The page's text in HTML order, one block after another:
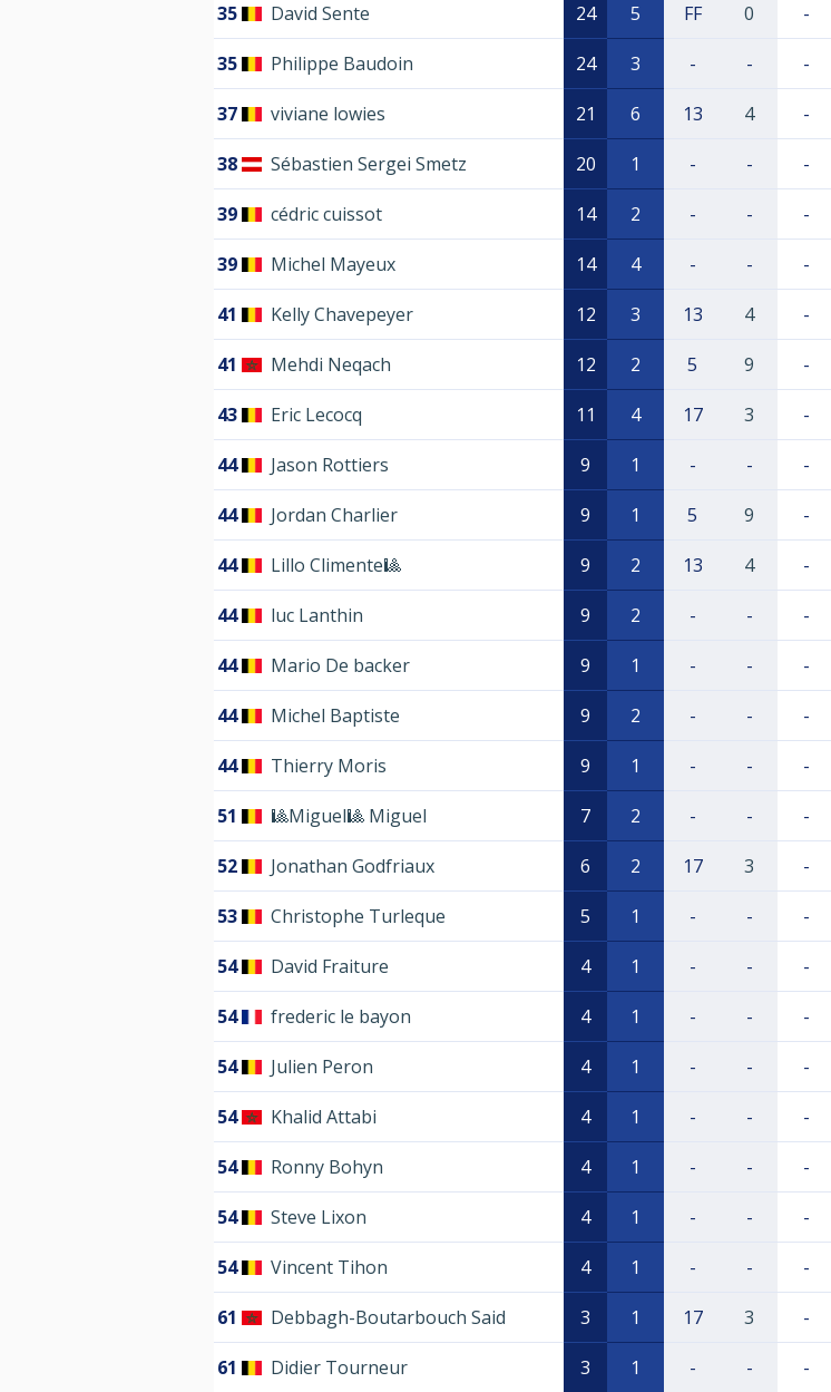
35 David Sente 24 5 FF 0 -
35 Philippe Baudoin 24 3 - - -
37 viviane lowies 21 6 13 4 -
38 Sébastien Sergei Smetz 20 1 - - -
39 cédric cuissot 14 2 - - -
39 Michel Mayeux 14 4 - - -
41 Kelly Chavepeyer 12 3 13 4 -
41 Mehdi Neqach 12 2 5 9 -
43 Eric Lecocq 11 4 17 3 -
44 Jason Rottiers 9 1 - - -
44 Jordan Charlier 9 1 5 9 -
44 Lillo Climente🎱 9 2 13 4 -
44 luc Lanthin 9 2 - - -
44 Mario De backer 9 1 - - -
44 Michel Baptiste 9 2 - - -
44 Thierry Moris 9 1 - - -
51 🎱Miguel🎱 Miguel 7 2 - - -
52 Jonathan Godfriaux 6 2 17 3 -
53 Christophe Turleque 5 1 - - -
54 David Fraiture 4 1 - - -
54 frederic le bayon 4 1 - - -
54 Julien Peron 4 1 - - -
54 Khalid Attabi 4 1 - - -
54 Ronny Bohyn 4 1 - - -
54 Steve Lixon 4 1 - - -
54 Vincent Tihon 4 1 - - -
61 Debbagh-Boutarbouch Said 3 1 17 3 -
61 Didier Tourneur 3 1 - - -